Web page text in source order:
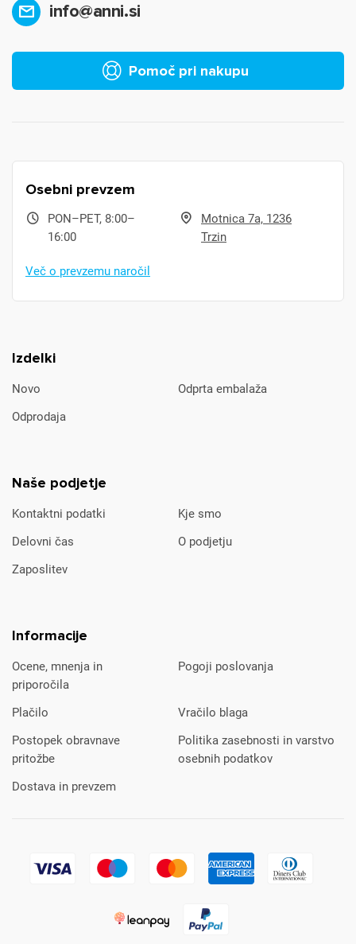
info@anni.si
Pomoč pri nakupu
Izdelki
Novo
Odprta embalaža
Odprodaja
Naše podjetje
Kontaktni podatki
Kje smo
Delovni čas
O podjetju
Zaposlitev
Informacije
Ocene, mnenja in
priporočila
Pogoji poslovanja
Plačilo
Vračilo blaga
Postopek obravnave
pritožbe
Politika zasebnosti in varstvo
osebnih podatkov
Dostava in prevzem
Osebni prevzem
PON–PET, 8:00–
16:00
Motnica 7a, 1236
Trzin
Več o prevzemu naročil